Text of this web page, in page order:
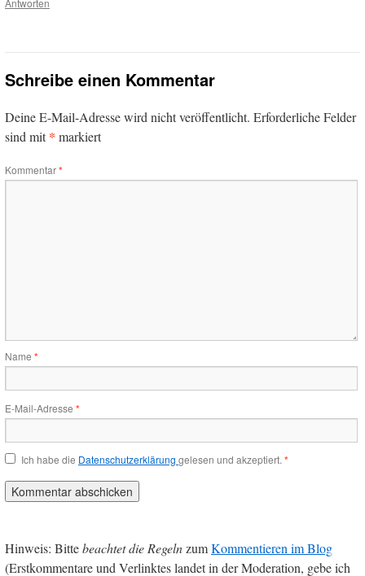
Antworten
Schreibe einen Kommentar
Deine E-Mail-Adresse wird nicht veröffentlicht. Erforderliche Felder
sind mit* markiert
Kommentar*
Name *
E-Mail-Adresse *
Ich habe die Datenschutzerklärung gelesen und akzeptiert. *
Hinweis: Bittebeachtet die RegelnzumKommentieren im Blog
(Erstkommentare und Verlinktes landet in der Moderation, gebe ich